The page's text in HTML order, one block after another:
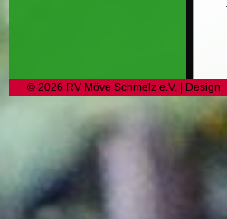
© 2026 RV Möve Schmelz e.V. | Design: